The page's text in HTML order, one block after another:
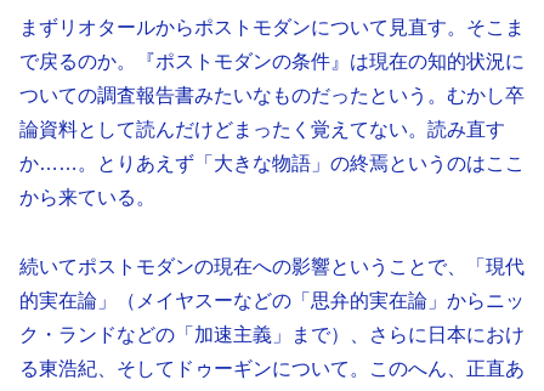
まずリオタールからポストモダンについて見直す。そこま
で戻るのか。『ポストモダンの条件』は現在の知的状況に
ついての調査報告書みたいなものだったという。むかし卒
論資料として読んだけどまったく覚えてない。読み直す
か……。とりあえず「大きな物語」の終焉というのはここ
から来ている。
続いてポストモダンの現在への影響ということで、「現代
的実在論」（メイヤスーなどの「思弁的実在論」からニッ
ク・ランドなどの「加速主義」まで）、さらに日本におけ
る東浩紀、そしてドゥーギンについて。このへん、正直あ